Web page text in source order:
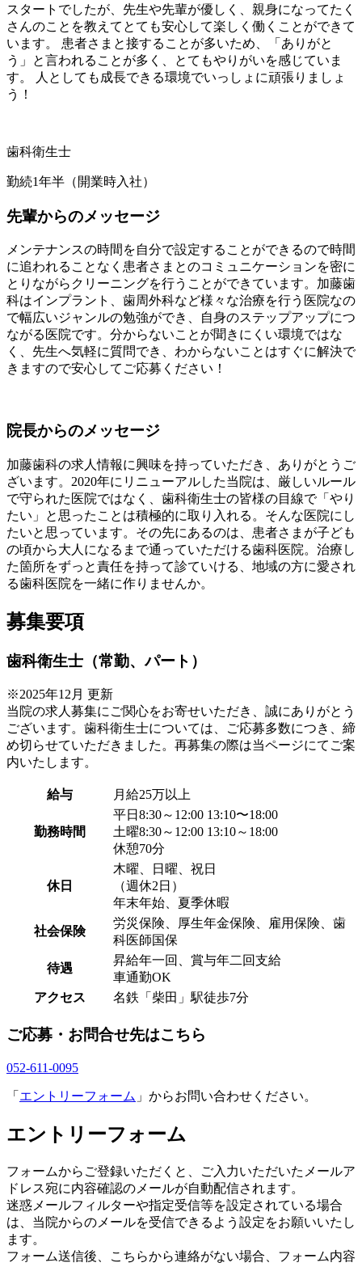
スタートでしたが、先生や先輩が優しく、親身になってたく
さんのことを教えてとても安心して楽しく働くことができて
います。 患者さまと接することが多いため、「ありがと
う」と言われることが多く、とてもやりがいを感じていま
す。 人としても成長できる環境でいっしょに頑張りましょ
う！
歯科衛生士
勤続1年半（開業時入社）
先輩からのメッセージ
メンテナンスの時間を自分で設定することができるので時間
に追われることなく患者さまとのコミュニケーションを密に
とりながらクリーニングを行うことができています。加藤歯
科はインプラント、歯周外科など様々な治療を行う医院なの
で幅広いジャンルの勉強ができ、自身のステップアップにつ
ながる医院です。分からないことが聞きにくい環境ではな
く、先生へ気軽に質問でき、わからないことはすぐに解決で
きますので安心してご応募ください！
院長からのメッセージ
加藤歯科の求人情報に興味を持っていただき、ありがとうご
ざいます。2020年にリニューアルした当院は、厳しいルール
で守られた医院ではなく、歯科衛生士の皆様の目線で「やり
たい」と思ったことは積極的に取り入れる。そんな医院にし
たいと思っています。その先にあるのは、患者さまが子ども
の頃から大人になるまで通っていただける歯科医院。治療し
た箇所をずっと責任を持って診ていける、地域の方に愛され
る歯科医院を一緒に作りませんか。
募集要項
歯科衛生士（常勤、パート）
※2025年12月 更新
当院の求人募集にご関心をお寄せいただき、誠にありがとう
ございます。歯科衛生士については、ご応募多数につき、締
め切らせていただきました。再募集の際は当ページにてご案
内いたします。
給与 月給25万以上
勤務時間
平日8:30～12:00 13:10〜18:00
土曜8:30～12:00 13:10～18:00
休憩70分
休日
木曜、日曜、祝日
（週休2日）
年末年始、夏季休暇
社会保険
労災保険、厚生年金保険、雇用保険、歯
科医師国保
待遇
昇給年一回、賞与年二回支給
車通勤OK
アクセス
名鉄「柴田」駅徒歩7分
ご応募・お問合せ先はこちら
052-611-0095
「 エントリーフォーム 」からお問い合わせください。
エントリーフォーム
フォームからご登録いただくと、ご入力いただいたメールア
ドレス宛に内容確認のメールが自動配信されます。
迷惑メールフィルターや指定受信等を設定されている場合
は、当院からのメールを受信できるよう設定をお願いいたし
ます。
フォーム送信後、こちらから連絡がない場合、フォーム内容